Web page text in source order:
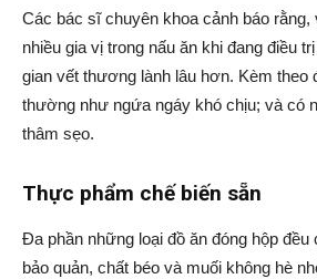
Các bác sĩ chuyên khoa cảnh báo rằng,
nhiều gia vị trong nấu ăn khi đang điều
gian vết thương lành lâu hơn. Kèm theo
thường như ngứa ngáy khó chịu; và có
thâm sẹo.
Thực phẩm chế biến sẵn
Đa phần những loại đồ ăn đóng hộp
bảo quản, chất béo và muối không hè